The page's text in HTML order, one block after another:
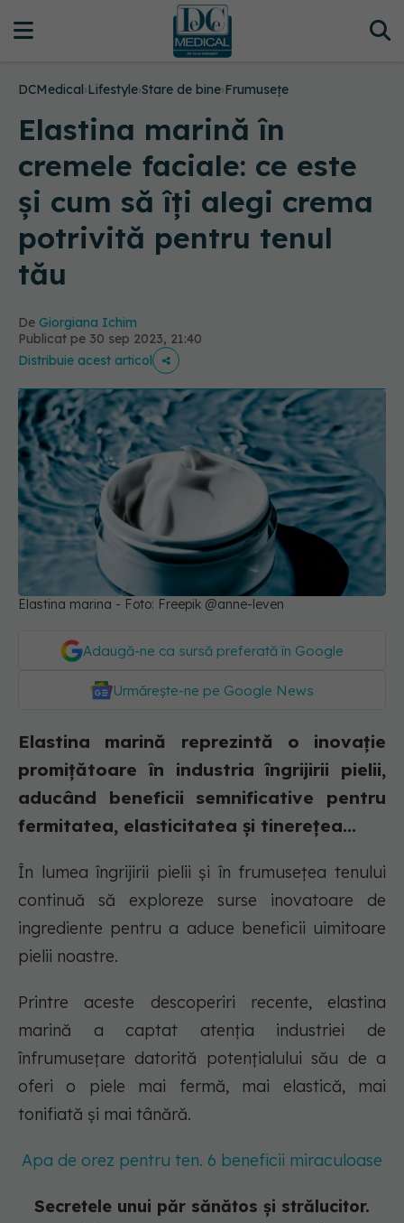
DCMedical›Lifestyle›Stare de bine›Frumusețe
Elastina marină în
cremele faciale: ce este
și cum să îți alegi crema
potrivită pentru tenul
tău
De Giorgiana Ichim
Publicat pe 30 sep 2023, 21:40
Distribuie acest articol
Elastina marina - Foto: Freepik @anne-leven
Adaugă-ne ca sursă preferată în Google
Urmărește-ne pe Google News
Elastina marină reprezintă o inovație
promițătoare în industria îngrijirii pielii,
aducând beneficii semnificative pentru
fermitatea, elasticitatea și tinerețea...
În lumea îngrijirii pielii și în frumusețea tenului
continuă să exploreze surse inovatoare de
ingrediente pentru a aduce beneficii uimitoare
pielii noastre.
Printre aceste descoperiri recente, elastina
marină a captat atenția industriei de
înfrumusețare datorită potențialului său de a
oferi o piele mai fermă, mai elastică, mai
tonifiată și mai tânără.
Apa de orez pentru ten. 6 beneficii miraculoase
Secretele unui păr sănătos și strălucitor.